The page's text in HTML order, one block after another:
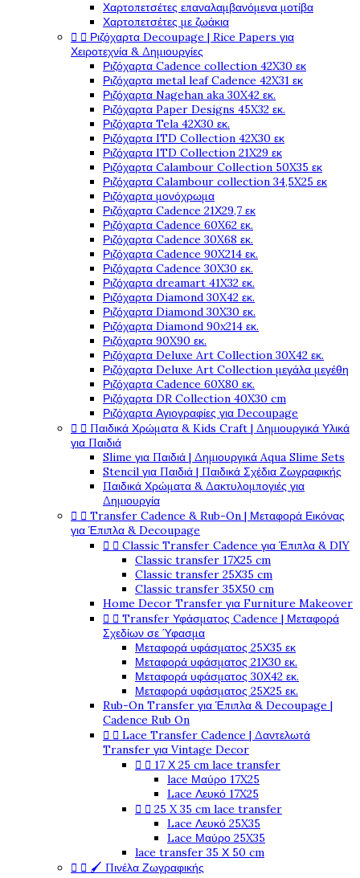
Χαρτοπετσέτες επαναλαμβανόμενα μοτίβα
Χαρτοπετσέτες με ζωάκια
  Ριζόχαρτα Decoupage | Rice Papers για
Χειροτεχνία & Δημιουργίες
Ριζόχαρτα Cadence collection 42X30 εκ
Ριζόχαρτα metal leaf Cadence 42X31 εκ
Ριζόχαρτα Nagehan aka 30X42 εκ.
Ριζόχαρτα Paper Designs 45X32 εκ.
Ριζόχαρτα Tela 42Χ30 εκ.
Ριζόχαρτα ITD Collection 42X30 εκ
Ριζόχαρτα ITD Collection 21X29 εκ
Ριζόχαρτα Calambour Collection 50X35 εκ
Ριζόχαρτα Calambour collection 34,5X25 εκ
Ριζόχαρτα μονόχρωμα
Ριζόχαρτα Cadence 21Χ29,7 εκ
Ριζόχαρτα Cadence 60X62 εκ.
Ριζόχαρτα Cadence 30X68 εκ.
Ριζόχαρτα Cadence 90X214 εκ.
Ριζόχαρτα Cadence 30X30 εκ.
Ριζόχαρτα dreamart 41X32 εκ.
Ριζόχαρτα Diamond 30X42 εκ.
Ριζόχαρτα Diamond 30X30 εκ.
Ριζόχαρτα Diamond 90x214 εκ.
Ριζόχαρτα 90X90 εκ.
Ριζόχαρτα Deluxe Art Collection 30X42 εκ.
Ριζόχαρτα Deluxe Art Collection μεγάλα μεγέθη
Ριζόχαρτα Cadence 60X80 εκ.
Ριζόχαρτα DR Collection 40X30 cm
Ριζόχαρτα Αγιογραφίες για Decoupage
  Παιδικά Χρώματα & Kids Craft | Δημιουργικά Υλικά
για Παιδιά
Slime για Παιδιά | Δημιουργικά Aqua Slime Sets
Stencil για Παιδιά | Παιδικά Σχέδια Ζωγραφικής
Παιδικά Χρώματα & Δακτυλομπογιές για
Δημιουργία
  Transfer Cadence & Rub-On | Μεταφορά Εικόνας
για Έπιπλα & Decoupage
  Classic Transfer Cadence για Έπιπλα & DIY
Classic transfer 17Χ25 cm
Classic transfer 25Χ35 cm
Classic transfer 35Χ50 cm
Home Decor Transfer για Furniture Makeover
  Transfer Υφάσματος Cadence | Μεταφορά
Σχεδίων σε Ύφασμα
Μεταφορά υφάσματος 25Χ35 εκ
Μεταφορά υφάσματος 21Χ30 εκ.
Μεταφορά υφάσματος 30Χ42 εκ.
Μεταφορά υφάσματος 25Χ25 εκ.
Rub-On Transfer για Έπιπλα & Decoupage |
Cadence Rub On
  Lace Transfer Cadence | Δαντελωτά
Transfer για Vintage Decor
  17 Χ 25 cm lace transfer
lace Μαύρο 17X25
Lace Λευκό 17X25
  25 X 35 cm lace transfer
Lace Λευκό 25X35
Lace Μαύρο 25X35
lace transfer 35 Χ 50 cm
  🖌️ Πινέλα Ζωγραφικής